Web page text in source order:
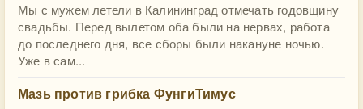
Мы с мужем летели в Калининград отмечать годовщину
свадьбы. Перед вылетом оба были на нервах, работа
до последнего дня, все сборы были накануне ночью.
Уже в сам...
Мазь против грибка ФунгиТимус